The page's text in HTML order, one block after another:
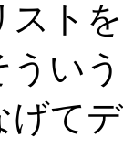
スト
うい
げて